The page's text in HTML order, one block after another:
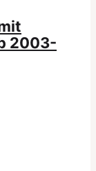
2003-